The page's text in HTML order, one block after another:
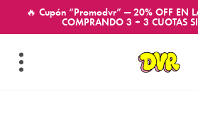
🔥 Cupón “Promodvr” — 20% OFF EN
COMPRANDO 3 + 3 CUOTAS